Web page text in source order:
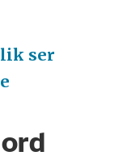
ser